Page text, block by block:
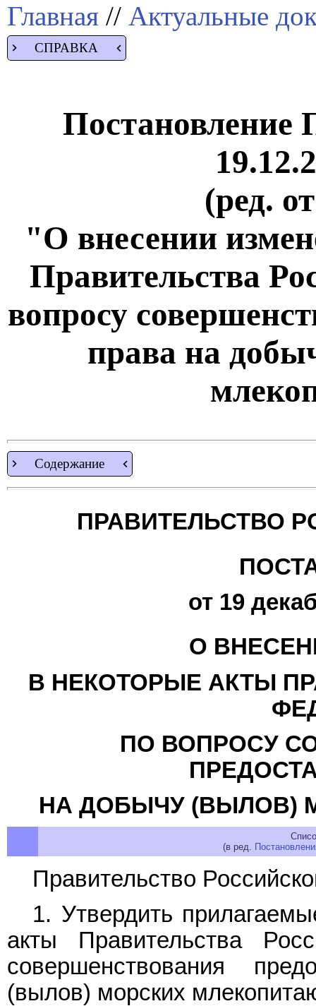
Главная // Актуальные
СПРАВКА
Постановление
(ред.
"О внесении
Правительства
вопросу
права на
Содержание
ПРАВИТЕЛЬСТВО
от 19
О
В НЕКОТОРЫЕ АКТЫ
ПО ВОПРОСУ
НА ДОБЫЧУ (ВЫЛОВ)
(в ред.
Правительство
1. Утвердить
акты Правительства
совершенствования
(вылов) морских